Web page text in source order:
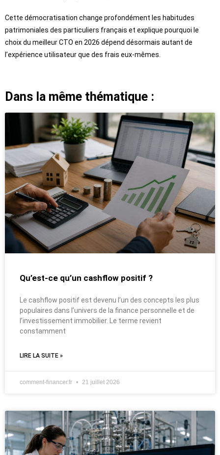
Cette démocratisation change profondément les habitudes
patrimoniales des particuliers français et explique pourquoi le
choix du meilleur CTO en 2026 dépend désormais autant de
l’expérience utilisateur que des frais eux-mêmes.
Dans la même thématique :
Qu’est-ce qu’un cashflow positif ?
Le cashflow positif est devenu l’un des concepts les plus
populaires dans l’univers de la finance personnelle et de
l’investissement immobilier. Le terme revient
constamment
LIRE LA SUITE »
comment-financer.fr 21 juillet 2026